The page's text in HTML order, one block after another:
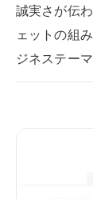
誠実さが伝
ェットの組
ジネステー